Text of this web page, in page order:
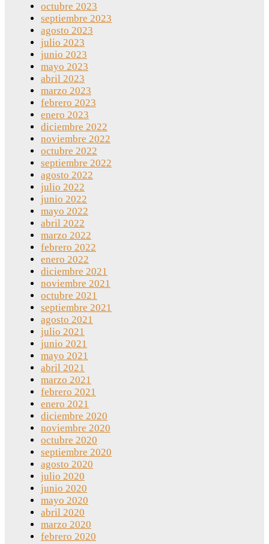
octubre 2023
septiembre 2023
agosto 2023
julio 2023
junio 2023
mayo 2023
abril 2023
marzo 2023
febrero 2023
enero 2023
diciembre 2022
noviembre 2022
octubre 2022
septiembre 2022
agosto 2022
julio 2022
junio 2022
mayo 2022
abril 2022
marzo 2022
febrero 2022
enero 2022
diciembre 2021
noviembre 2021
octubre 2021
septiembre 2021
agosto 2021
julio 2021
junio 2021
mayo 2021
abril 2021
marzo 2021
febrero 2021
enero 2021
diciembre 2020
noviembre 2020
octubre 2020
septiembre 2020
agosto 2020
julio 2020
junio 2020
mayo 2020
abril 2020
marzo 2020
febrero 2020